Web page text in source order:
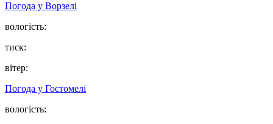
Погода у Ворзелі
вологість:
тиск:
вітер:
Погода у Гостомелі
вологість: